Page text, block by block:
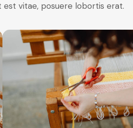
vitae, posuere lobortis erat.